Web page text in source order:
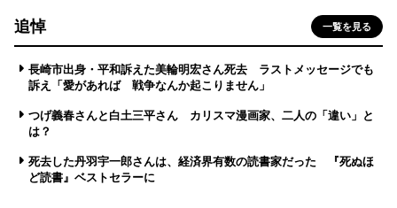
追悼 一覧を見る
長崎市出身・平和訴えた美輪明宏さん死去 ラストメッセージでも
訴え「愛があれば 戦争なんか起こりません」
つげ義春さんと白土三平さん カリスマ漫画家、二人の「違い」と
は？
死去した丹羽宇一郎さんは、経済界有数の読書家だった 『死ぬほ
ど読書』ベストセラーに